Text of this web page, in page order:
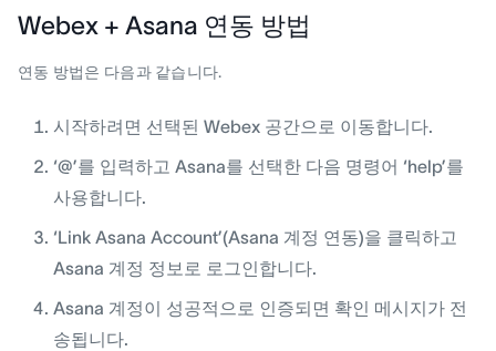
Webex + Asana 연동 방법
연동 방법은 다음과 같습니다.
시작하려면 선택된 Webex 공간으로 이동합니다.
‘@’를 입력하고 Asana를 선택한 다음 명령어 ‘help’를
사용합니다.
‘Link Asana Account’(Asana 계정 연동)을 클릭하고
Asana 계정 정보로 로그인합니다.
Asana 계정이 성공적으로 인증되면 확인 메시지가 전
송됩니다.